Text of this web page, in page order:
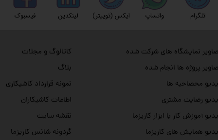
تلگرام واتساپ ایکس (توییتر) لینکدین فیسبوک
نمایشگاه های شرکت شده
پروژه ها انجام شده
محصاحبه ها
رضایت مشتری
آموزش کار با ابزار کاریزما
همایش های کاریزما
کاتالوگ و مجلات
بلاگ
نمونه قرارداد کاشیکاری
اطاعات کاشیکاران
نقشه سایت
گردونه شانس کاریزما